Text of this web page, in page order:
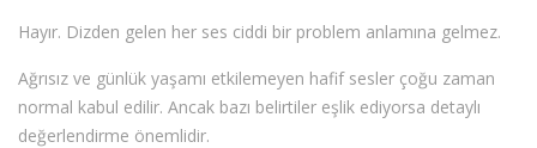
Hayır. Dizden gelen her ses ciddi bir problem anlamına gelmez.
Ağrısız ve günlük yaşamı etkilemeyen hafif sesler çoğu zaman
normal kabul edilir. Ancak bazı belirtiler eşlik ediyorsa detaylı
değerlendirme önemlidir.